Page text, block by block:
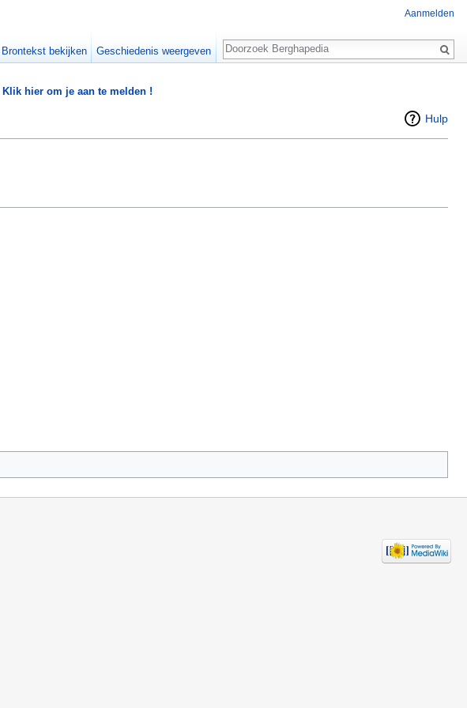
Klik hier om je aan te melden !
Hulp
Aanmelden
Brontekst bekijken Geschiedenis weergeven
Zoeken